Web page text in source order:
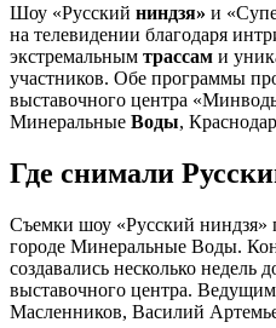
Шоу «Русский ниндзя» и
на телевидении благодаря
экстремальным трассам и
участников. Обе программы
выставочного центра
Минеральные Воды,
Где снимали
Съемки шоу «Русский ниндзя»
городе Минеральные Воды.
создавались несколько недель
выставочного центра.
Масленников, Василий